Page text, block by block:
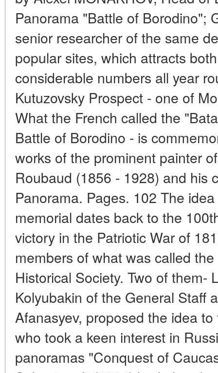
Panorama "Battle of Borodino";
senior researcher of the same
popular sites, which attracts
considerable numbers all year
Kutuzovsky Prospect - one of
What the French called the
Battle of Borodino - is
works of the prominent painter
Roubaud (1856 - 1928) and his
Panorama. Pages. 102 The
memorial dates back to the
victory in the Patriotic War of
members of what was called
Historical Society. Two of them-
Kolyubakin of the General Staff
Afanasyev, proposed the idea
who took a keen interest in
panoramas "Conquest of